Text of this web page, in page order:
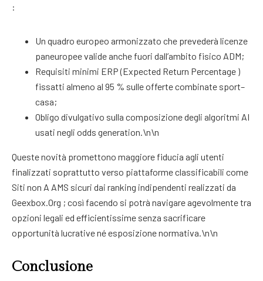
:
Un quadro europeo armonizzato che prevederà licenze
paneuropee valide anche fuori dall’ambito fisico ADM;
Requisiti minimi ERP (Expected Return Percentage )
fissatti almeno al 95 % sulle offerte combinate sport–
casa;
Obligo divulgativo sulla composizione degli algoritmi AI
usati negli odds generation.\n\n
Queste novità promettono maggiore fiducia agli utenti
finalizzati soprattutto verso piattaforme classificabili come
Siti non A AMS sicuri dai ranking indipendenti realizzati da
Geexbox.Org ; così facendo si potrà navigare agevolmente tra
opzioni legali ed efficientissime senza sacrificare
opportunità lucrative né esposizione normativa.\n\n
Conclusione